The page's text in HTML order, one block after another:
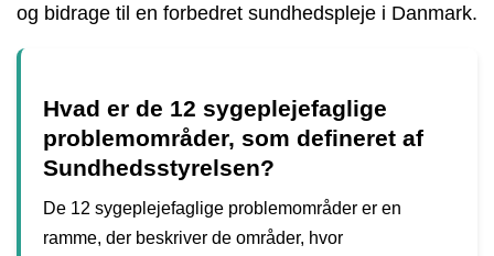
og bidrage til en forbedret sundhedspleje i Danmark.
Hvad er de 12 sygeplejefaglige
problemområder, som defineret af
Sundhedsstyrelsen?
De 12 sygeplejefaglige problemområder er en
ramme, der beskriver de områder, hvor